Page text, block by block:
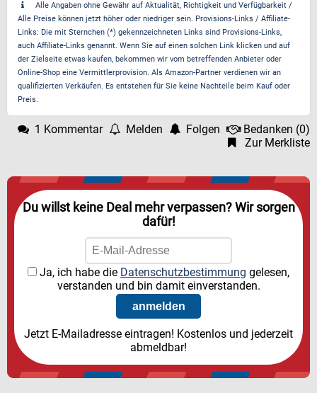
Alle Angaben ohne Gewähr auf Aktualität, Richtigkeit und Verfügbarkeit /
Alle Preise können jetzt höher oder niedriger sein. Provisions-Links / Affiliate-
Links: Die mit Sternchen (*) gekennzeichneten Links sind Provisions-Links,
auch Affiliate-Links genannt. Wenn Sie auf einen solchen Link klicken und auf
der Zielseite etwas kaufen, bekommen wir vom betreffenden Anbieter oder
Online-Shop eine Vermittlerprovision. Als Amazon-Partner verdienen wir an
qualifizierten Verkäufen. Es entstehen für Sie keine Nachteile beim Kauf oder
Preis.
1 Kommentar Melden Folgen Bedanken (0)
Zur Merkliste
Du willst keine Deal mehr verpassen? Wir sorgen
dafür!
Ja, ich habe die Datenschutzbestimmung gelesen,
verstanden und bin damit einverstanden.
Jetzt E-Mailadresse eintragen! Kostenlos und jederzeit
abmeldbar!